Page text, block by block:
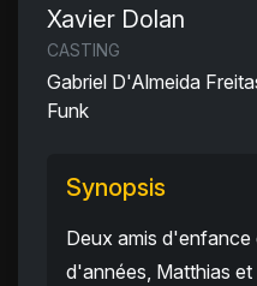
Xavier Dolan
CASTING
Gabriel D'Almeida
Funk
Synopsis
Deux amis d'enfance
d'années, Matthias